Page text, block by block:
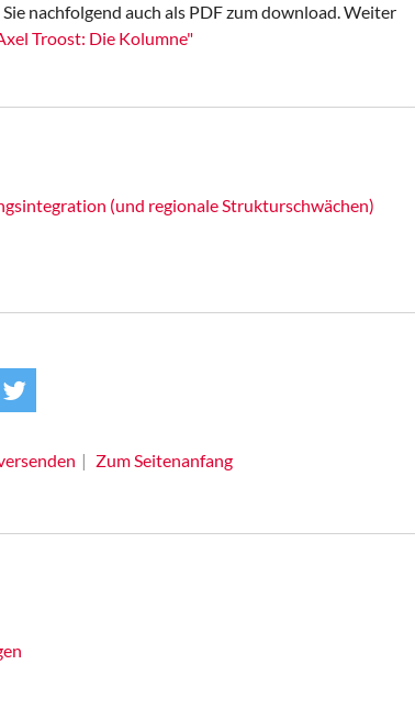
nachfolgend auch als PDF zum download. Weiter
Troost: Die Kolumne"
(und regionale Strukturschwächen)
Zum Seitenanfang